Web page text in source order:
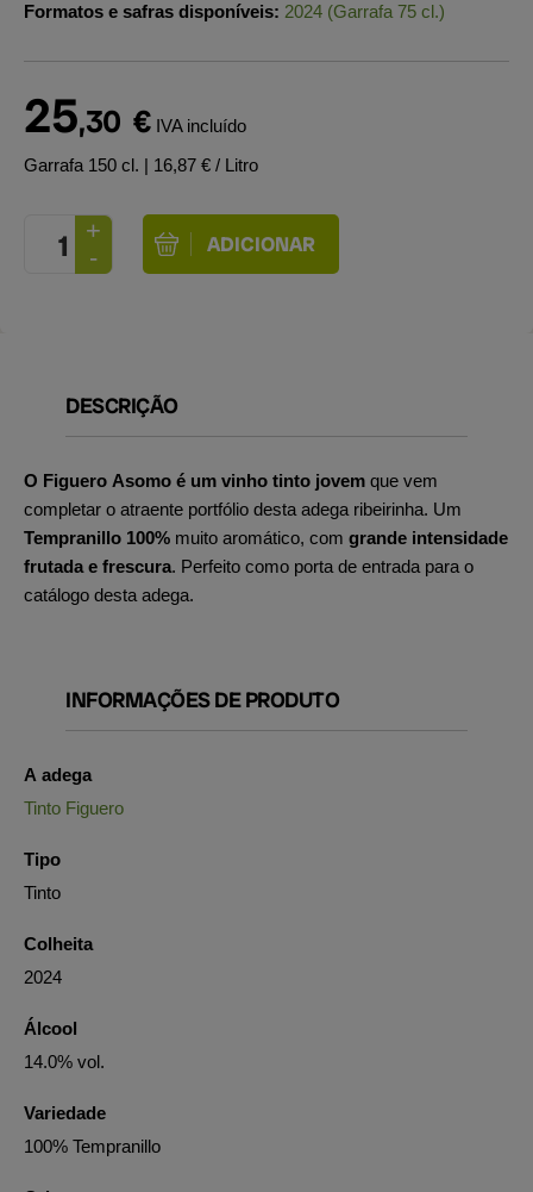
Formatos e safras disponíveis: 2024 (Garrafa 75 cl.)
25,30 € IVA incluído
Garrafa 150 cl. | 16,87 € / Litro
DESCRIÇÃO
O Figuero Asomo é um vinho tinto jovem que vem
completar o atraente portfólio desta adega ribeirinha. Um
Tempranillo 100% muito aromático, com grande intensidade
frutada e frescura. Perfeito como porta de entrada para o
catálogo desta adega.
INFORMAÇÕES DE PRODUTO
A adega
Tinto Figuero
Tipo
Tinto
Colheita
2024
Álcool
14.0% vol.
Variedade
100% Tempranillo